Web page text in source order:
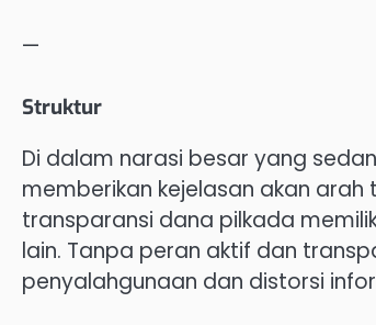
—
Struktur
Di dalam narasi besar yang
memberikan kejelasan akan
transparansi dana pilkada
lain. Tanpa peran aktif dan
penyalahgunaan dan distorsi